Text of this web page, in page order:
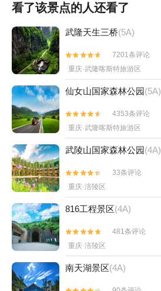
看了该景点的人还看了
武隆天生三桥(5A)


7201条评论
重庆·武隆喀斯特旅游区
仙女山国家森林公园(5A)


4353条评论
重庆·武隆喀斯特旅游区
武陵山国家森林公园(4A)


33条评论
重庆·涪陵区
816工程景区(4A)


481条评论
重庆·涪陵区
南天湖景区(4A)